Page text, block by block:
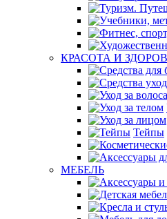
КРАСОТА И
Тейпы
МЕБЕЛЬ